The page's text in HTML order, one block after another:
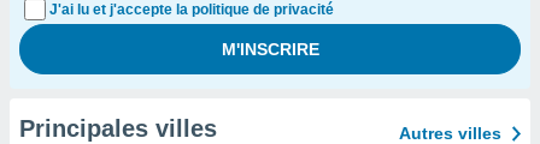
J'ai lu et j'accepte la politique de privacité
Principales villes Autres villes